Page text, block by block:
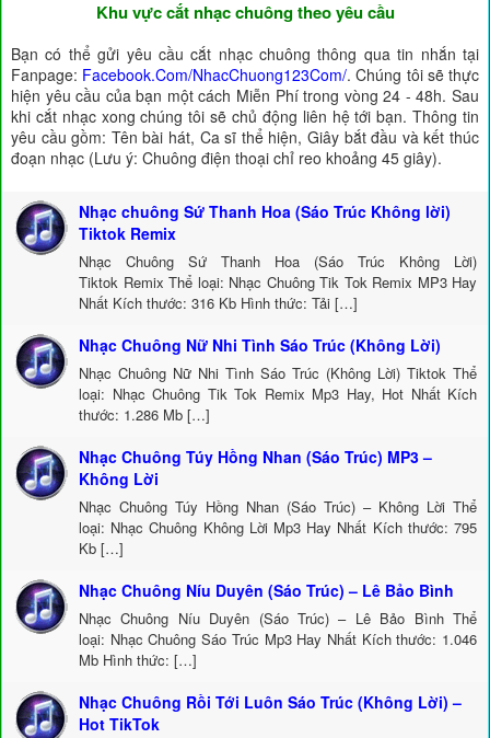
Khu vực cắt nhạc chuông theo yêu cầu
Bạn có thể gửi yêu cầu cắt nhạc chuông thông qua tin nhắn tại
Fanpage: Facebook.Com/NhacChuong123Com/. Chúng tôi sẽ thực
hiện yêu cầu của bạn một cách Miễn Phí trong vòng 24 - 48h. Sau
khi cắt nhạc xong chúng tôi sẽ chủ động liên hệ tới bạn. Thông tin
yêu cầu gồm: Tên bài hát, Ca sĩ thể hiện, Giây bắt đầu và kết thúc
đoạn nhạc (Lưu ý: Chuông điện thoại chỉ reo khoảng 45 giây).
Nhạc chuông Sứ Thanh Hoa (Sáo Trúc Không lời)
Tiktok Remix
Nhạc Chuông Sứ Thanh Hoa (Sáo Trúc Không Lời)
Tiktok Remix Thể loại: Nhạc Chuông Tik Tok Remix MP3 Hay
Nhất Kích thước: 316 Kb Hình thức: Tải […]
Nhạc Chuông Nữ Nhi Tình Sáo Trúc (Không Lời)
Nhạc Chuông Nữ Nhi Tình Sáo Trúc (Không Lời) Tiktok Thể
loại: Nhạc Chuông Tik Tok Remix Mp3 Hay, Hot Nhất Kích
thước: 1.286 Mb […]
Nhạc Chuông Túy Hồng Nhan (Sáo Trúc) MP3 –
Không Lời
Nhạc Chuông Túy Hồng Nhan (Sáo Trúc) – Không Lời Thể
loại: Nhạc Chuông Không Lời Mp3 Hay Nhất Kích thước: 795
Kb […]
Nhạc Chuông Níu Duyên (Sáo Trúc) – Lê Bảo Bình
Nhạc Chuông Níu Duyên (Sáo Trúc) – Lê Bảo Bình Thể
loại: Nhạc Chuông Sáo Trúc Mp3 Hay Nhất Kích thước: 1.046
Mb Hình thức: […]
Nhạc Chuông Rồi Tới Luôn Sáo Trúc (Không Lời) –
Hot TikTok